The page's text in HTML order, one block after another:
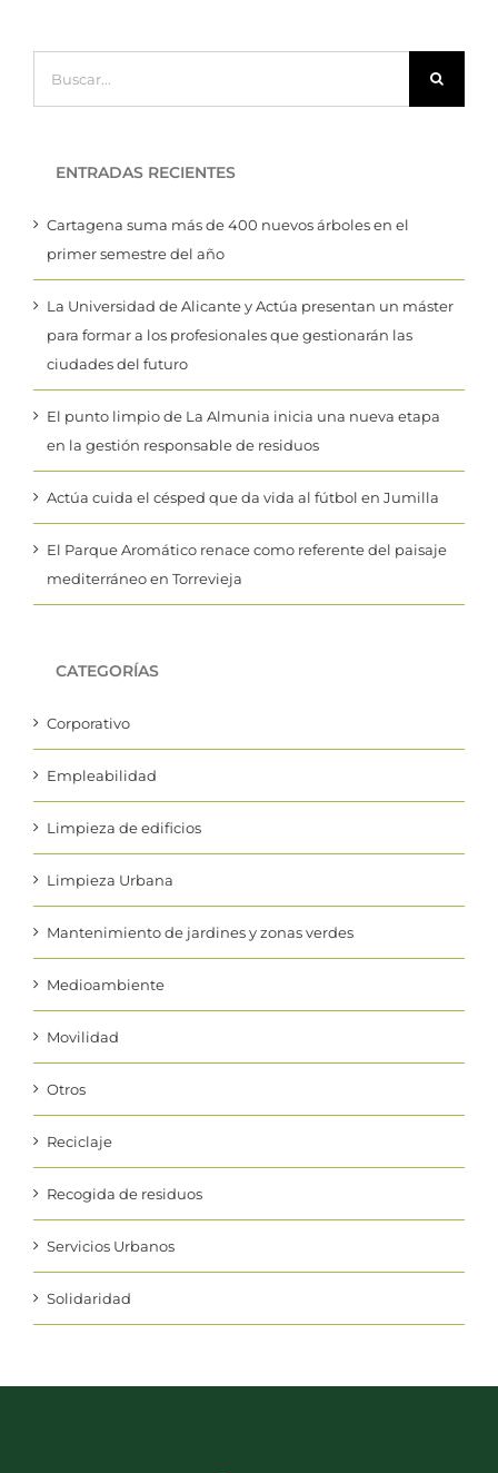
ENTRADAS RECIENTES
Cartagena suma más de 400 nuevos árboles en el
primer semestre del año
La Universidad de Alicante y Actúa presentan un máster
para formar a los profesionales que gestionarán las
ciudades del futuro
El punto limpio de La Almunia inicia una nueva etapa
en la gestión responsable de residuos
Actúa cuida el césped que da vida al fútbol en Jumilla
El Parque Aromático renace como referente del paisaje
mediterráneo en Torrevieja
CATEGORÍAS
Corporativo
Empleabilidad
Limpieza de edificios
Limpieza Urbana
Mantenimiento de jardines y zonas verdes
Medioambiente
Movilidad
Otros
Reciclaje
Recogida de residuos
Servicios Urbanos
Solidaridad